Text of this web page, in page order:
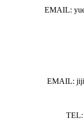
EMAIL:
EMAIL:
TEL: